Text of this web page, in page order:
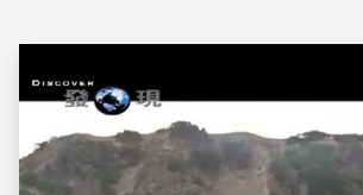
輕的火山島。此外，近年來，學者幾次
理和技術­，對龜山島火山岩中的沉積岩
顯示龜山島在過去一萬年以內有噴發記
四周仍有地熱溫泉現象，氦同位素分析
兆，龜山島合­乎目前國際火山學會對「
為了防範火山活動，可能對台灣陸地及